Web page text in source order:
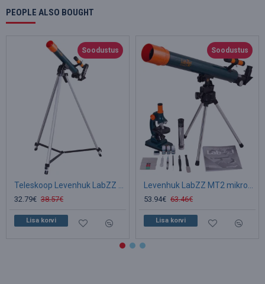
PEOPLE ALSO BOUGHT
Soodustus
32.79€ 38.57€
Lisa korvi
Soodustus
53.94€ 63.46€
Lisa korvi